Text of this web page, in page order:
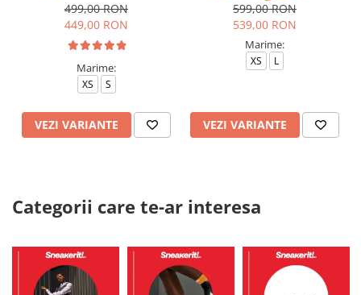
499,00 RON
449,00 RON
Marime:
XS S
VEZI VARIANTE
599,00 RON
539,00 RON
Marime:
XS L
VEZI VARIANTE
Categorii care te-ar interesa